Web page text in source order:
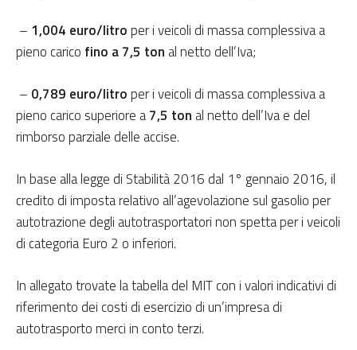
– 1,004 euro/litroper i veicoli di massa complessiva a
pieno carico fino a 7,5 ton al netto dell’Iva;
– 0,789 euro/litroper i veicoli di massa complessiva a
pieno carico superiore a7,5 ton al netto dell’Iva e del
rimborso parziale delle accise.
In base alla legge di Stabilità 2016 dal 1° gennaio 2016, il
credito di imposta relativo all’agevolazione sul gasolio per
autotrazione degli autotrasportatori non spetta per i veicoli
di categoria Euro 2 o inferiori.
In allegato trovate la tabella del MIT con i valori indicativi di
riferimento dei costi di esercizio di un’impresa di
autotrasporto merci in conto terzi.